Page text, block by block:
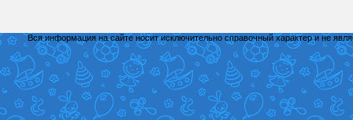
Вся информация на сайте носит исключительно справочный характер и не